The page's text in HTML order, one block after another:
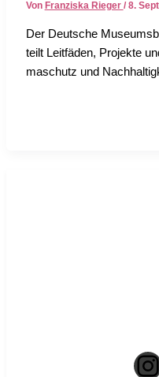
Von Franziska Rieger / 8.
Der Deut­sche
teilt Leit­fä­den, Pro­jek­te
ma­schutz und